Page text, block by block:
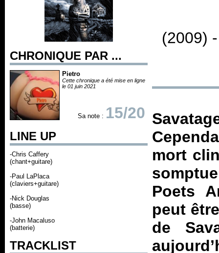
CHRONIQUE PAR ...
Pietro
Cette chronique a été mise en ligne
le 01 juin 2021
Sa note : 15/20
LINE UP
-Chris Caffery
(chant+guitare)
-Paul LaPlaca
(claviers+guitare)
-Nick Douglas
(basse)
-John Macaluso
(batterie)
TRACKLIST
(2009)
mort
Poets
peut
de